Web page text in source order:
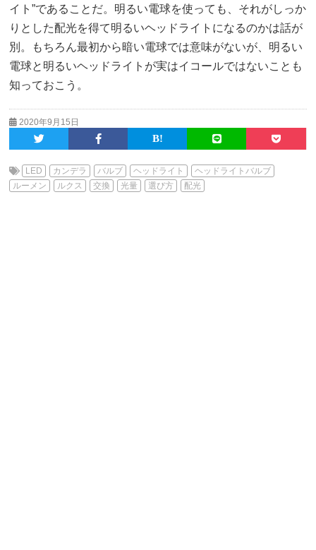
イト”であることだ。明るい電球を使っても、それがしっか
りとした配光を得て明るいヘッドライトになるのかは話が
別。もちろん最初から暗い電球では意味がないが、明るい
電球と明るいヘッドライトが実はイコールではないことも
知っておこう。
2020年9月15日
LED カンデラ バルブ ヘッドライト
ヘッドライトバルブ
ルーメン
ルクス 交換 光量 選び方 配光